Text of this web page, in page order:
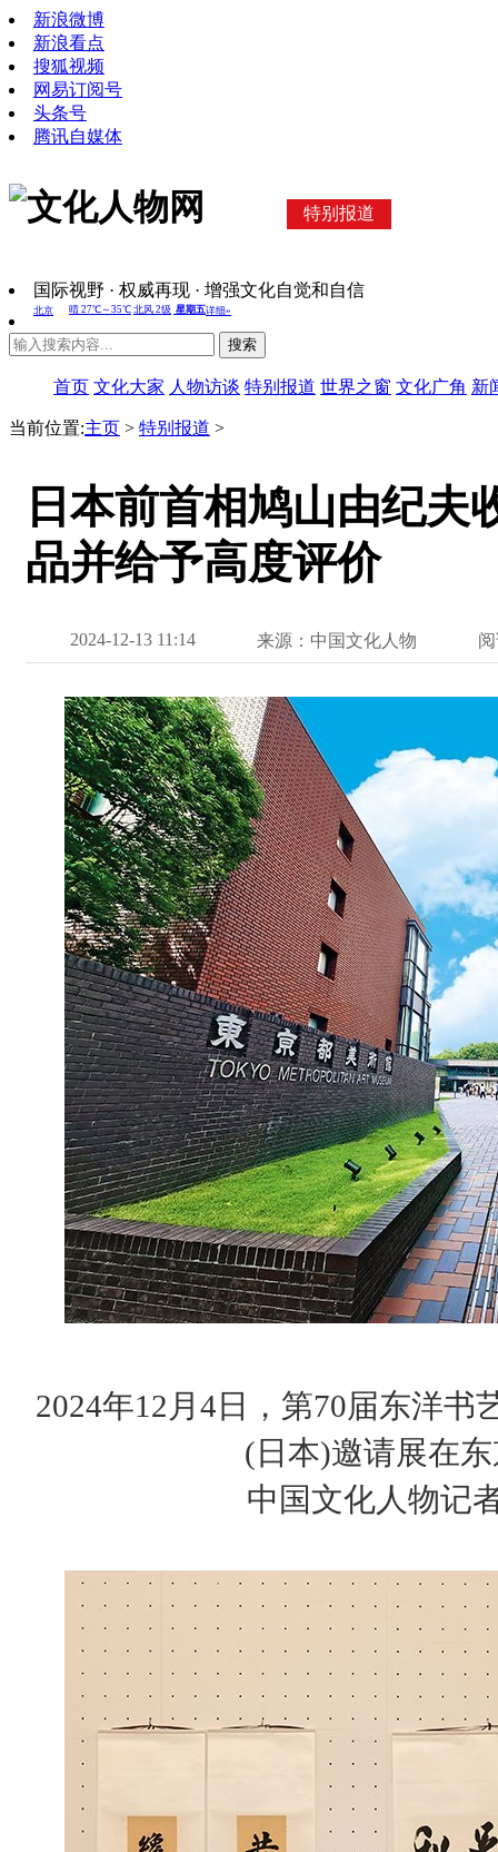
新浪微博
新浪看点
搜狐视频
网易订阅号
头条号
腾讯自媒体
特别报道
国际视野 · 权威再现 · 增强文化自觉和自信
搜索
首页 文化大家 人物访谈 特别报道 世界之窗 文化广角 新
当前位置:主页 > 特别报道 >
日本前首相鸠山由纪夫
品并给予高度评价
2024-12-13 11:14 来源：中国文化人物
2024年12月4日，第70届东洋
(日本)邀请展在
中国文化人物记